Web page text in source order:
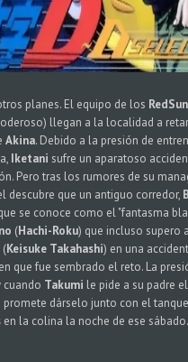
planes. El equipo de los
llegan a la localidad a
Akina. Debido a la presión de
Iketani sufre un aparatoso
Pero tras los rumores de su
descubre que un antiguo corredor,
se conoce como el "fantasma
(Hachi-Roku) que incluso supero
(Keisuke Takahashi) en una
que fue sembrado el reto. La
cuando Takumi le pide a su padre
promete dárselo junto con el
en la colina la noche de ese sábado.